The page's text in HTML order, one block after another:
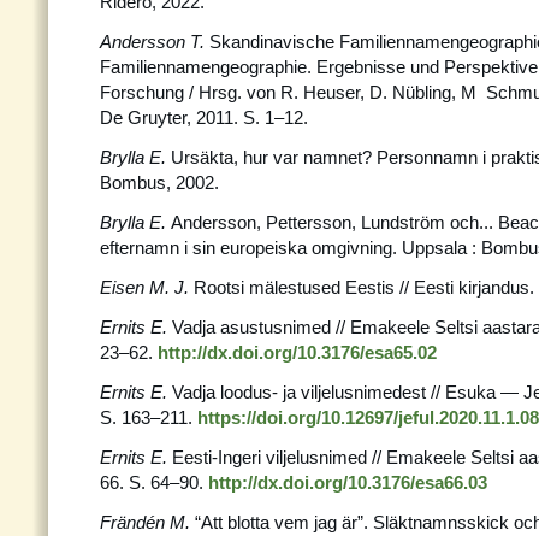
Andersson T. Skandinavische
Familiennamengeographie. Ergebnisse und
Forschung / Hrsg. von R. Heuser, D. Nübling, M
De Gruyter, 2011. S. 1–12.
Brylla E. Ursäkta, hur var namnet? Personnamn i
Bombus, 2002.
Brylla E. Andersson, Pettersson, Lundström och...
efternamn i sin europeiska omgivning. Uppsala :
Eisen M. J. Rootsi mälestused Eestis // Eesti
Ernits E. Vadja asustusnimed // Emakeele Seltsi
23–62. http://dx.doi.org/10.3176/esa65.02
Ernits E. Vadja loodus- ja viljelusnimedest // Esuka —
S. 163–211. https://doi.org/10.12697/jeful.2020.11.1.08
Ernits E. Eesti-Ingeri viljelusnimed // Emakeele Seltsi
66. S. 64–90. http://dx.doi.org/10.3176/esa66.03
Frändén M. “Att blotta vem jag är”. Släktnamnsskick